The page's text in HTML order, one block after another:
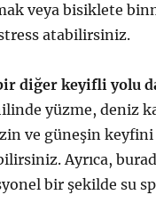
veya bisiklete
atabilirsiniz.
bir diğer keyifli yolu
yüzme, deniz
ve güneşin keyfini
Ayrıca,
bir şekilde su